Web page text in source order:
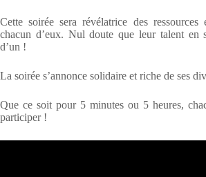
Cette soirée sera révélatrice des ressources
chacun d’eux. Nul doute que leur talent en
d’un !
La soirée s’annonce solidaire et riche de ses
Que ce soit pour 5 minutes ou 5 heures,
participer !